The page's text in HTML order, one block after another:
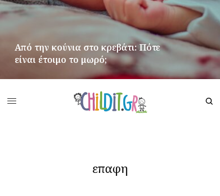
Από την κούνια στο κρεβάτι: Πότε
είναι έτοιμο το μωρό;
επαφη